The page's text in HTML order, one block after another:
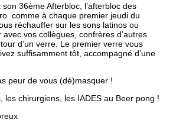
son 36ème Afterbloc, l’afterbloc des
comme à chaque premier jeudi du
réchauffer sur les sons latinos ou
vos collègues, confrères d’autres
d’un verre. Le premier verre vous
suffisamment tôt, accompagné d’une
peur de vous (dé)masquer !
les chirurgiens, les IADES au Beer pong !